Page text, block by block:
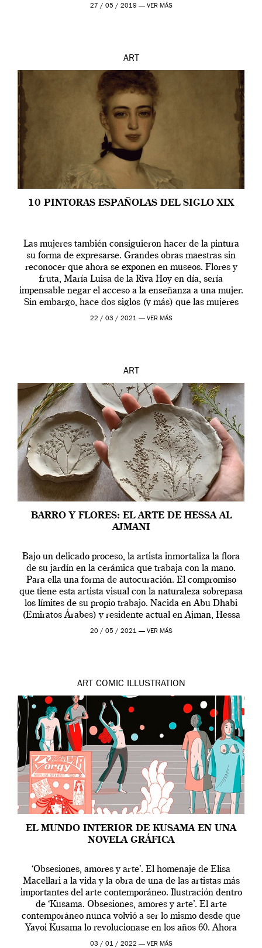
27 / 05 / 2019 — VER MÁS
ART
10 PINTORAS ESPAÑOLAS DEL SIGLO XIX
Las mujeres también consiguieron hacer de la pintura
su forma de expresarse. Grandes obras maestras sin
reconocer que ahora se exponen en museos. Flores y
fruta, María Luisa de la Riva Hoy en día, sería
impensable negar el acceso a la enseñanza a una mujer.
Sin embargo, hace dos siglos (y más) que las mujeres
[…]
22 / 03 / 2021 — VER MÁS
ART
BARRO Y FLORES: EL ARTE DE HESSA AL
AJMANI
Bajo un delicado proceso, la artista inmortaliza la flora
de su jardín en la cerámica que trabaja con la mano.
Para ella una forma de autocuración. El compromiso
que tiene esta artista visual con la naturaleza sobrepasa
los límites de su propio trabajo. Nacida en Abu Dhabi
(Emiratos Árabes) y residente actual en Ajman, Hessa
[…]
20 / 05 / 2021 — VER MÁS
ART COMIC ILLUSTRATION
EL MUNDO INTERIOR DE KUSAMA EN UNA
NOVELA GRÁFICA
‘Obsesiones, amores y arte’. El homenaje de Elisa
Macellari a la vida y la obra de una de las artistas más
importantes del arte contemporáneo. Ilustración dentro
de ‘Kusama. Obsesiones, amores y arte’. El arte
contemporáneo nunca volvió a ser lo mismo desde que
Yayoi Kusama lo revolucionase en los años 60. Ahora
puedes disfrutar […]
03 / 01 / 2022 — VER MÁS